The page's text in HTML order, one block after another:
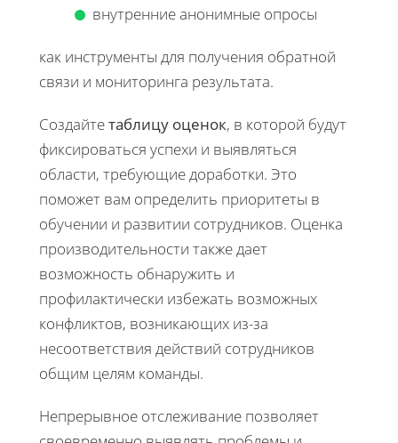
внутренние анонимные опросы
как инструменты для получения обратной
связи и мониторинга результата.
Создайтетаблицу оценок, в которой будут
фиксироваться успехи и выявляться
области, требующие доработки. Это
поможет вам определить приоритеты в
обучении и развитии сотрудников. Оценка
производительности также дает
возможность обнаружить и
профилактически избежать возможных
конфликтов, возникающих из-за
несоответствия действий сотрудников
общим целям команды.
Непрерывное отслеживание позволяет